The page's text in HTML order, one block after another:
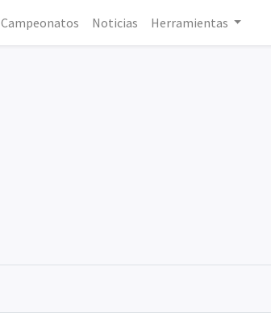
Campeonatos Noticias Herramientas